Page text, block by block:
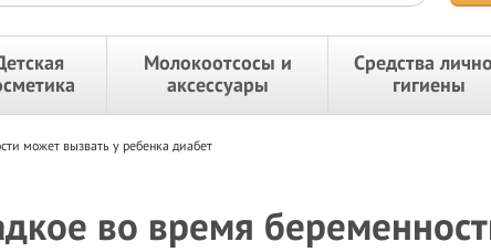
Молокоотсосы и
аксессуары
Средства
гигиены
может вызвать у ребенка диабет
во время